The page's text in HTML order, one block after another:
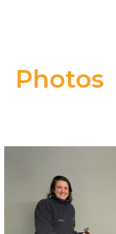
Photos